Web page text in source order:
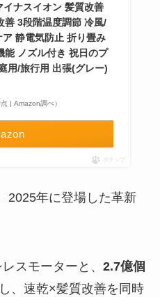
ナスイオン 髪質改善
善 3段階温度調節 冷風/
静電気防止 折り畳み
能 ノズル付き 祝日のプ
用/旅行用 出張(グレー)
| Amazon調べ）
ポチップ
2025年に登場した革新
スモーターと、 2.7億個
、速乾×髪質改善を同時